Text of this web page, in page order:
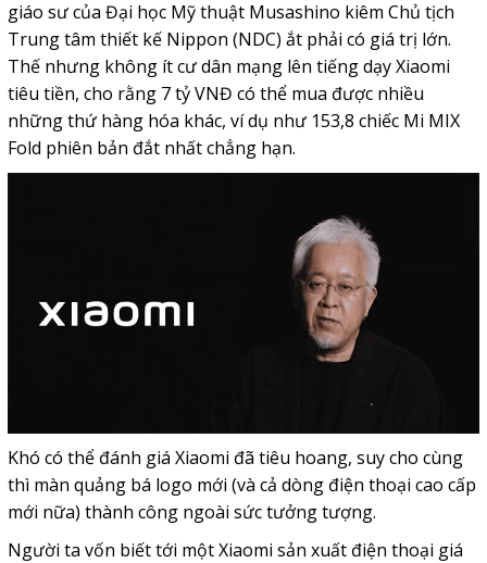
giáo sư của Đại học Mỹ thuật Musashino kiêm Chủ tịch
Trung tâm thiết kế Nippon (NDC) ắt phải có giá trị lớn.
Thế nhưng không ít cư dân mạng lên tiếng dạy Xiaomi
tiêu tiền, cho rằng 7 tỷ VNĐ có thể mua được nhiều
những thứ hàng hóa khác, ví dụ như 153,8 chiếc Mi MIX
Fold phiên bản đắt nhất chẳng hạn.
Khó có thể đánh giá Xiaomi đã tiêu hoang, suy cho cùng
thì màn quảng bá logo mới (và cả dòng điện thoại cao cấp
mới nữa) thành công ngoài sức tưởng tượng.
Người ta vốn biết tới một Xiaomi sản xuất điện thoại giá